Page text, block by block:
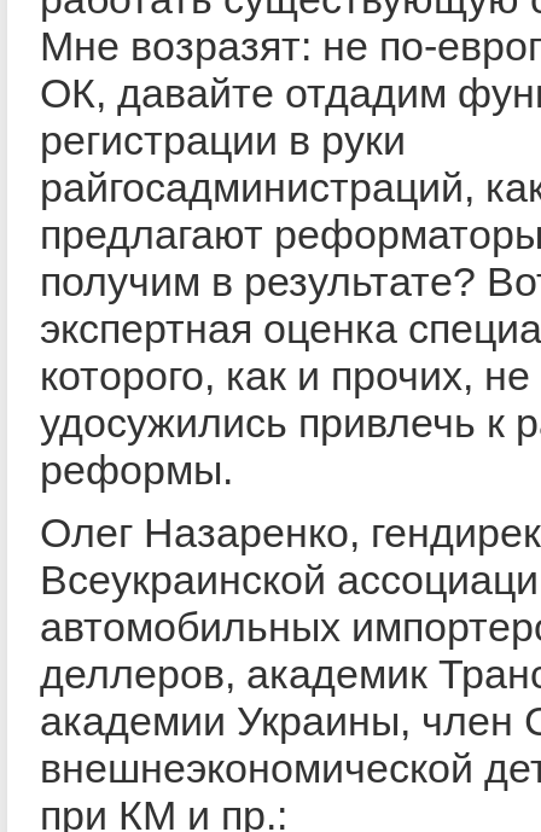
Мне возразят: не по-
ОК, давайте отдадим
регистрации в руки
райгосадминистраций,
предлагают
получим в результате?
экспертная оценка
которого, как и прочих, не
удосужились привлечь к
реформы.
Олег Назаренко,
Всеукраинской
автомобильных
деллеров, академик
академии Украины, член
внешнеэкономической
при КМ и пр.: